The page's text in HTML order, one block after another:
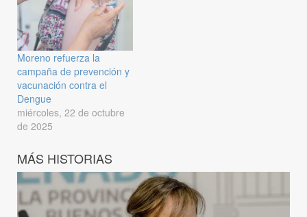
Moreno refuerza la
campaña de prevención y
vacunación contra el
Dengue
miércoles, 22 de octubre
de 2025
MÁS HISTORIAS